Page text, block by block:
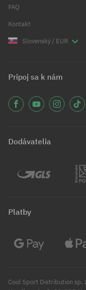
FAQ
Kontakt
Slovenský / EUR
Pripoj sa k nám
Dodávatelia
Platby
Cool Sport Distribution